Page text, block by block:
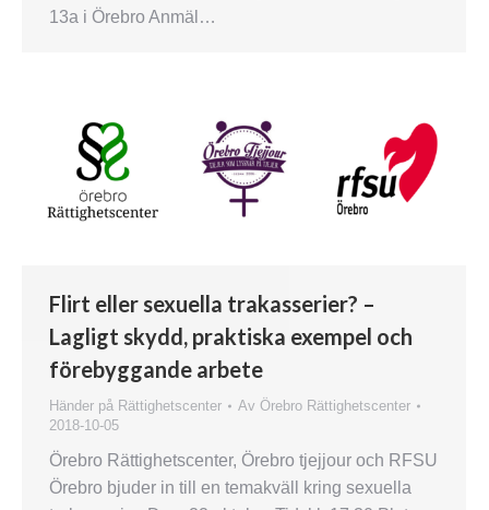
13a i Örebro Anmäl…
Flirt eller sexuella trakasserier? –
Lagligt skydd, praktiska exempel och
förebyggande arbete
Händer på Rättighetscenter Av Örebro Rättighetscenter
2018-10-05
Örebro Rättighetscenter, Örebro tjejjour och RFSU
Örebro bjuder in till en temakväll kring sexuella